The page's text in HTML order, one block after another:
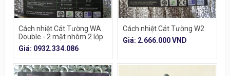
Cách nhiệt Cát Tường WA
Double - 2 mặt nhôm 2 lớp
túi khí
Giá: 0932.334.086
Cách nhiệt Cát Tường W2
Giá: 2.666.000 VND